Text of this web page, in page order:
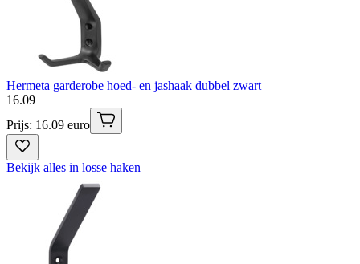
Hermeta garderobe hoed- en jashaak dubbel zwart
16.09
Prijs: 16.09 euro
Bekijk alles in losse haken